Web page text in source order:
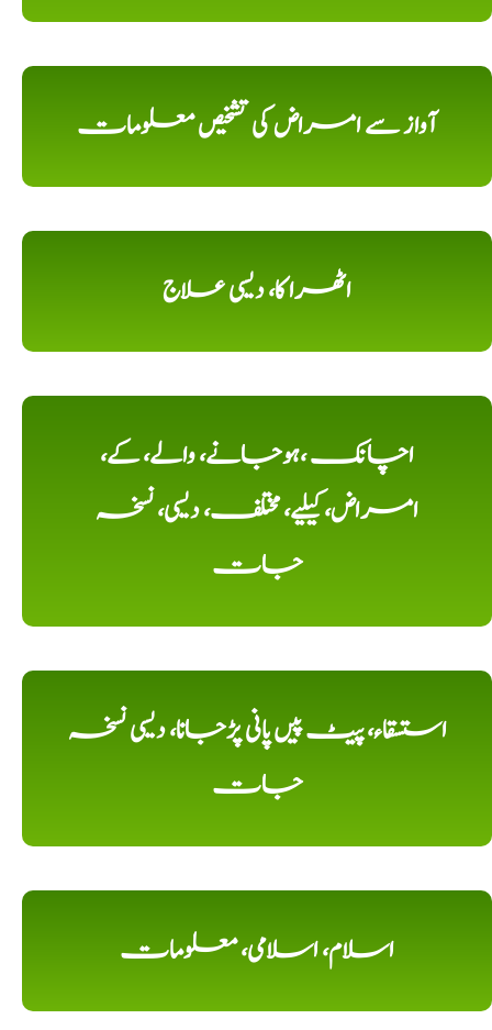
آواز سے امراض کی تشخیص معلومات
اٹھرا کا، دیسی علاج
اچانک ،ہوجانے، والے، کے،
امراض، کیلیے، مختلف، دیسی، نسخہ
جات
استسقاء، پیٹ پیں پانی پڑجانا، دیسی نسخہ
جات
اسلام، اسلامی، معلومات